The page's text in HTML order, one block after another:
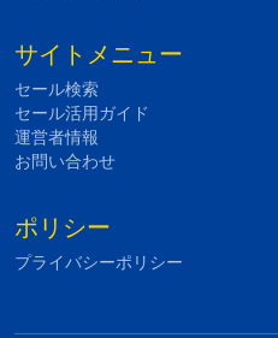
サイトメニュー
セール検索
セール活用ガイド
運営者情報
お問い合わせ
ポリシー
プライバシーポリシー